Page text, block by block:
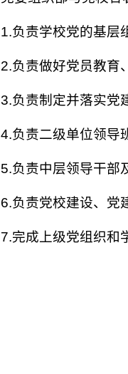
1.负责学校党的基层
2.负责做好党员教育
3.负责制定并落实党
4.负责二级单位领导
5.负责中层领导干部
6.负责党校建设、党
7.完成上级党组织和